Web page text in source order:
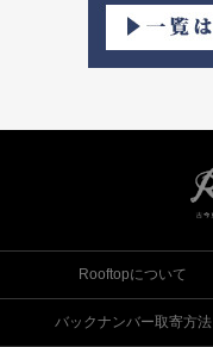
Rooftopについて
バックナンバー取寄方法